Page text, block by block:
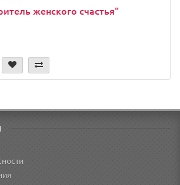
женского счастья"